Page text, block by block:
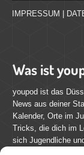
IMPRESSUM
Was ist
youpod ist das
News aus deiner
Kalender, Orte im
Tricks, die dich im
sich Jugendliche